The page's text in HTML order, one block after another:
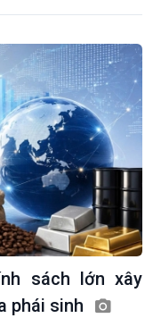
sách lớn xây
phái sinh